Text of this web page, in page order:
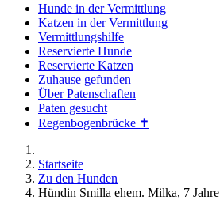
Hunde in der Vermittlung
Katzen in der Vermittlung
Vermittlungshilfe
Reservierte Hunde
Reservierte Katzen
Zuhause gefunden
Über Patenschaften
Paten gesucht
Regenbogenbrücke ✝
Startseite
Zu den Hunden
Hündin Smilla ehem. Milka, 7 Jahre